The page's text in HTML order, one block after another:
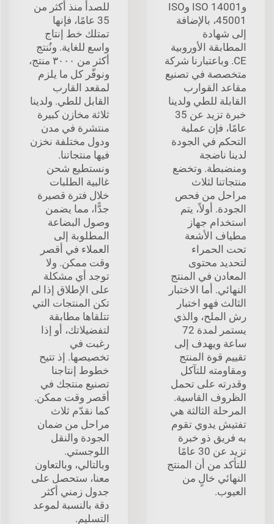
وISO 14001 وISO
45001، بالإضافة
إلى شهادة
المطابقة الأوروبية
CE. وباعتبارنا شركة
متخصصة في تصنيع
مقاعد القوارب
القابلة للطي ولدينا
خبرة تزيد عن 35
عامًا، فإن عملية
التحكم في الجودة
لدينا ناضجة
ومنضبطة. وتخضع
منتجاتنا لثلاث
مراحل من فحص
الجودة. أولاً، يتم
استخدام جهاز
مطياف الأشعة
تحت الحمراء
لتحديد محتوى
المعادن في المنتج
النهائي. أما الاختبار
الثالث فهو اختبار
رش الملح، والذي
يستمر لمدة 72
ساعة ويهدف إلى
تقييم قوة المنتج
ومقاومته للتآكل
وقدرته على تحمل
الظروف القاسية.
المرحلة الثالثة هي
تفتيش يدوي تقوم
به فريق ذو خبرة
تزيد عن 30 عامًا
للتأكد من أن المنتج
النهائي خالٍ من
العيوب.
للصدأ منذ أكثر من
35 عامًا، فإنها
تمتلك خط إنتاج
واسع للغاية. ونُنتج
أكثر من ٣٠٠٠ منتج،
ونوفّر كل ما يلزم
لمقعد القارب
القابل للطي. ولدينا
ثلاثة مخازن كبيرة
منتشرة في مدن
ودول مختلفة نخزن
فيها منتجاتنا.
ونستطيع شحن
غالبية الطلبات
خلال فترة قصيرة
جدًّا، مما يضمن
وصول البضاعة
المطلوبة إلى
العملاء في أقصر
وقت ممكن. ولا
توجد أي مشكلة
على الإطلاق إذا لم
تكن المنتجات التي
تتلقاها مطابقة
لتفضيلاتك، أو إذا
رغبت في
تخصيصها. إذ تتيح
خطوط إنتاجنا
تصنيع منتجك في
أقصر وقت ممكن.
كما نقدّم ثلاث
مراحل من ضمان
الجودة والنقل
اللوجستي.
وبالتالي، وبالتعاون
معنا، ستحصل على
جدول زمني أكثر
دقة بالنسبة لموعد
التسليم.